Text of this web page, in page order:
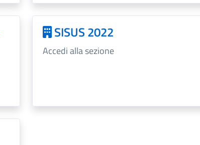
SISUS 2022
Accedi alla sezione